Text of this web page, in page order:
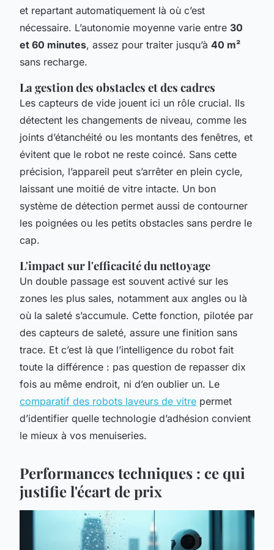
et repartant automatiquement là où c’est
nécessaire. L’autonomie moyenne varie entre 30
et 60 minutes, assez pour traiter jusqu’à 40 m²
sans recharge.
La gestion des obstacles et des cadres
Les capteurs de vide jouent ici un rôle crucial. Ils
détectent les changements de niveau, comme les
joints d’étanchéité ou les montants des fenêtres, et
évitent que le robot ne reste coincé. Sans cette
précision, l’appareil peut s’arrêter en plein cycle,
laissant une moitié de vitre intacte. Un bon
système de détection permet aussi de contourner
les poignées ou les petits obstacles sans perdre le
cap.
L'impact sur l'efficacité du nettoyage
Un double passage est souvent activé sur les
zones les plus sales, notamment aux angles ou là
où la saleté s’accumule. Cette fonction, pilotée par
des capteurs de saleté, assure une finition sans
trace. Et c’est là que l’intelligence du robot fait
toute la différence : pas question de repasser dix
fois au même endroit, ni d’en oublier un. Le
comparatif des robots laveurs de vitre permet
d’identifier quelle technologie d’adhésion convient
le mieux à vos menuiseries.
Performances techniques : ce qui
justifie l'écart de prix